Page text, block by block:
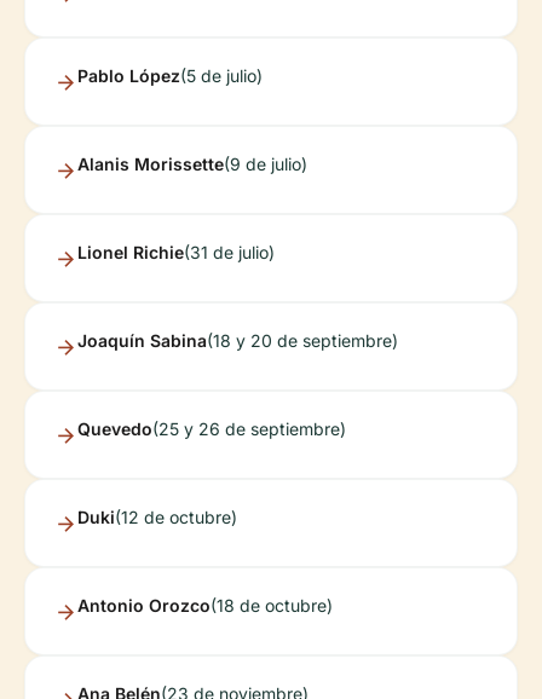
Pablo López(5 de julio)
Alanis Morissette(9 de julio)
Lionel Richie(31 de julio)
Joaquín Sabina(18 y 20 de septiembre)
Quevedo(25 y 26 de septiembre)
Duki(12 de octubre)
Antonio Orozco(18 de octubre)
Ana Belén(23 de noviembre)